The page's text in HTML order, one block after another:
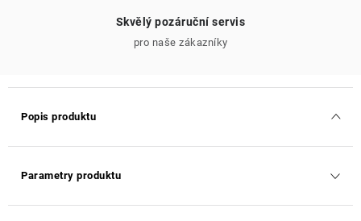
Skvělý pozáruční servis
pro naše zákazníky
Popis produktu
Parametry produktu